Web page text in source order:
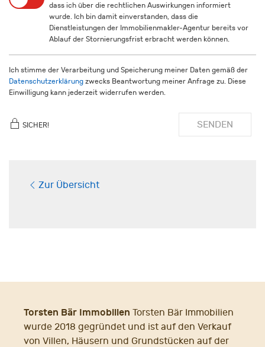
dass ich über die rechtlichen Auswirkungen informiert
wurde. Ich bin damit einverstanden, dass die
Dienstleistungen der Immobilienmakler-Agentur bereits vor
Ablauf der Stornierungsfrist erbracht werden können.
Ich stimme der Verarbeitung und Speicherung meiner Daten gemäß der
Datenschutzerklärung zwecks Beantwortung meiner Anfrage zu. Diese
Einwilligung kann jederzeit widerrufen werden.
SICHER! SENDEN
Zur Übersicht
Torsten Bär Immobilien Torsten Bär Immobilien
wurde 2018 gegründet und ist auf den Verkauf
von Villen, Häusern und Grundstücken auf der